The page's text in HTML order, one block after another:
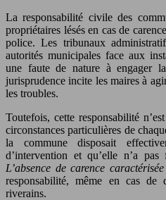
La responsabilité civile des
propriétaires lésés en cas de
police. Les tribunaux
autorités municipales face aux
une faute de nature à engager
jurisprudence incite les maires à
les troubles.
Toutefois, cette responsabilité
circonstances particulières de
la commune disposait
d’intervention et qu’elle n’a
L’absence de carence caractérisée
responsabilité, même en cas de
riverains.